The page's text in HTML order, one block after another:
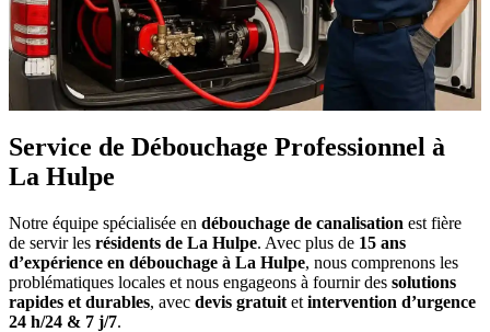
Service de Débouchage Professionnel à
La Hulpe
Notre équipe spécialisée en débouchage de canalisation est fière
de servir les résidents de La Hulpe. Avec plus de 15 ans
d’expérience en débouchage à La Hulpe, nous comprenons les
problématiques locales et nous engageons à fournir des solutions
rapides et durables, avec devis gratuit et intervention d’urgence
24 h/24 & 7 j/7.